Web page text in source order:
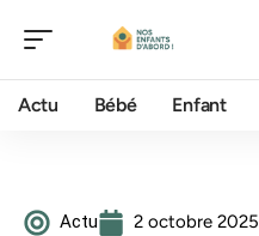
Actu Bébé Enfant
Actu 2 octobre 2025